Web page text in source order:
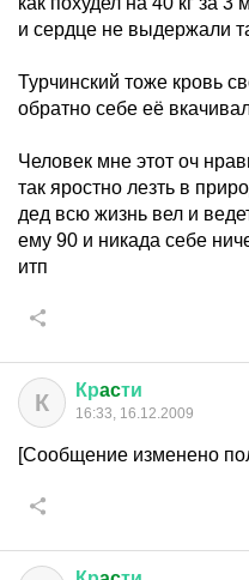
и сердце не выдержали
Турчинский тоже кровь
обратно себе её
Человек мне этот оч
так яростно лезть в
дед всю жизнь вел и
ему 90 и никада себе
итп
К Крacти
16:33, 16.12.2009
[Сообщение изменено